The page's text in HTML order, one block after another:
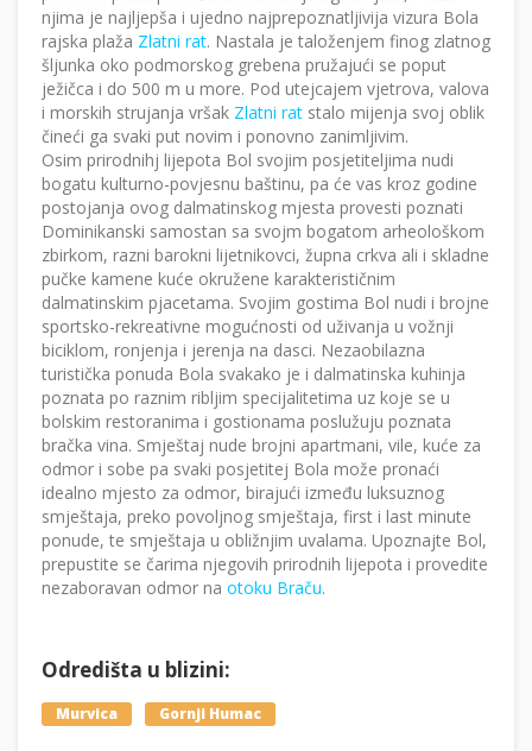
njima je najljepša i ujedno najprepoznatljivija vizura Bola
rajska plaža Zlatni rat. Nastala je taloženjem finog zlatnog
šljunka oko podmorskog grebena pružajući se poput
ježičca i do 500 m u more. Pod utejcajem vjetrova, valova
i morskih strujanja vršak Zlatni rat stalo mijenja svoj oblik
čineći ga svaki put novim i ponovno zanimljivim.
Osim prirodnihj lijepota Bol svojim posjetiteljima nudi
bogatu kulturno-povjesnu baštinu, pa će vas kroz godine
postojanja ovog dalmatinskog mjesta provesti poznati
Dominikanski samostan sa svojm bogatom arheološkom
zbirkom, razni barokni lijetnikovci, župna crkva ali i skladne
pučke kamene kuće okružene karakterističnim
dalmatinskim pjacetama. Svojim gostima Bol nudi i brojne
sportsko-rekreativne mogućnosti od uživanja u vožnji
biciklom, ronjenja i jerenja na dasci. Nezaobilazna
turistička ponuda Bola svakako je i dalmatinska kuhinja
poznata po raznim ribljim specijalitetima uz koje se u
bolskim restoranima i gostionama poslužuju poznata
bračka vina. Smještaj nude brojni apartmani, vile, kuće za
odmor i sobe pa svaki posjetitej Bola može pronaći
idealno mjesto za odmor, birajući između luksuznog
smještaja, preko povoljnog smještaja, first i last minute
ponude, te smještaja u obližnjim uvalama. Upoznajte Bol,
prepustite se čarima njegovih prirodnih lijepota i provedite
nezaboravan odmor na otoku Braču.
Odredišta u blizini:
Murvica Gornji Humac